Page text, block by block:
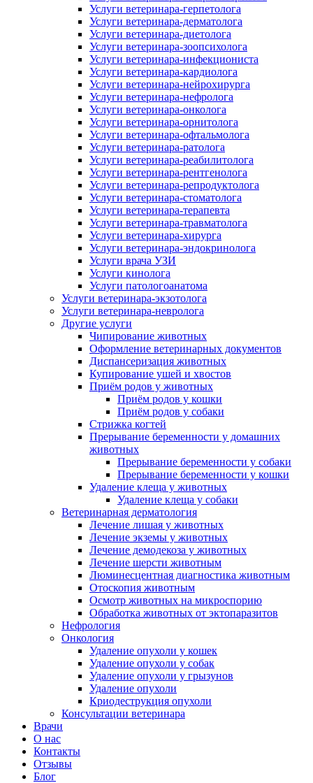
Услуги ветеринара-герпетолога
Услуги ветеринара-дерматолога
Услуги ветеринара-диетолога
Услуги ветеринара-зоопсихолога
Услуги ветеринара-инфекциониста
Услуги ветеринара-кардиолога
Услуги ветеринара-нейрохирурга
Услуги ветеринара-нефролога
Услуги ветеринара-онколога
Услуги ветеринара-орнитолога
Услуги ветеринара-офтальмолога
Услуги ветеринара-ратолога
Услуги ветеринара-реабилитолога
Услуги ветеринара-рентгенолога
Услуги ветеринара-репродуктолога
Услуги ветеринара-стоматолога
Услуги ветеринара-терапевта
Услуги ветеринара-травматолога
Услуги ветеринара-хирурга
Услуги ветеринара-эндокринолога
Услуги врача УЗИ
Услуги кинолога
Услуги патологоанатома
Услуги ветеринара-экзотолога
Услуги ветеринара-невролога
Другие услуги
Чипирование животных
Оформление ветеринарных документов
Диспансеризация животных
Купирование ушей и хвостов
Приём родов у животных
Приём родов у кошки
Приём родов у собаки
Стрижка когтей
Прерывание беременности у домашних
животных
Прерывание беременности у собаки
Прерывание беременности у кошки
Удаление клеща у животных
Удаление клеща у собаки
Ветеринарная дерматология
Лечение лишая у животных
Лечение экземы у животных
Лечение демодекоза у животных
Лечение шерсти животным
Люминесцентная диагностика животным
Отоскопия животным
Осмотр животных на микроспорию
Обработка животных от эктопаразитов
Нефрология
Онкология
Удаление опухоли у кошек
Удаление опухоли у собак
Удаление опухоли у грызунов
Удаление опухоли
Криодеструкция опухоли
Консультации ветеринара
Врачи
О нас
Контакты
Отзывы
Блог